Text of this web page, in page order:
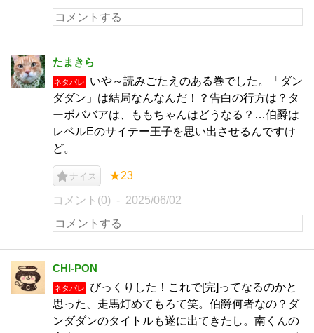
たまきら
ネタバレ
いや～読みごたえのある巻でした。「ダン
ダダン」は結局なんなんだ！？告白の行方は？タ
ーボババアは、ももちゃんはどうなる？…伯爵は
レベルEのサイテー王子を思い出させるんですけ
ど。
ナイス ★23
コメント(0) 2025/06/02
CHI-PON
ネタバレ
びっくりした！これで[完]ってなるのかと
思った、走馬灯めてもろて笑。伯爵何者なの？ダ
ンダダンのタイトルも遂に出てきたし。南くんの